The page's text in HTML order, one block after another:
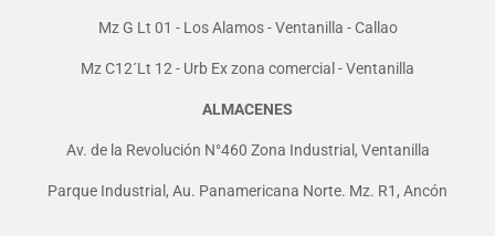
Mz G Lt 01 - Los Alamos - Ventanilla - Callao
Mz C12´Lt 12 - Urb Ex zona comercial - Ventanilla
ALMACENES
Av. de la Revolución N°460 Zona Industrial, Ventanilla
Parque Industrial, Au. Panamericana Norte. Mz. R1, Ancón